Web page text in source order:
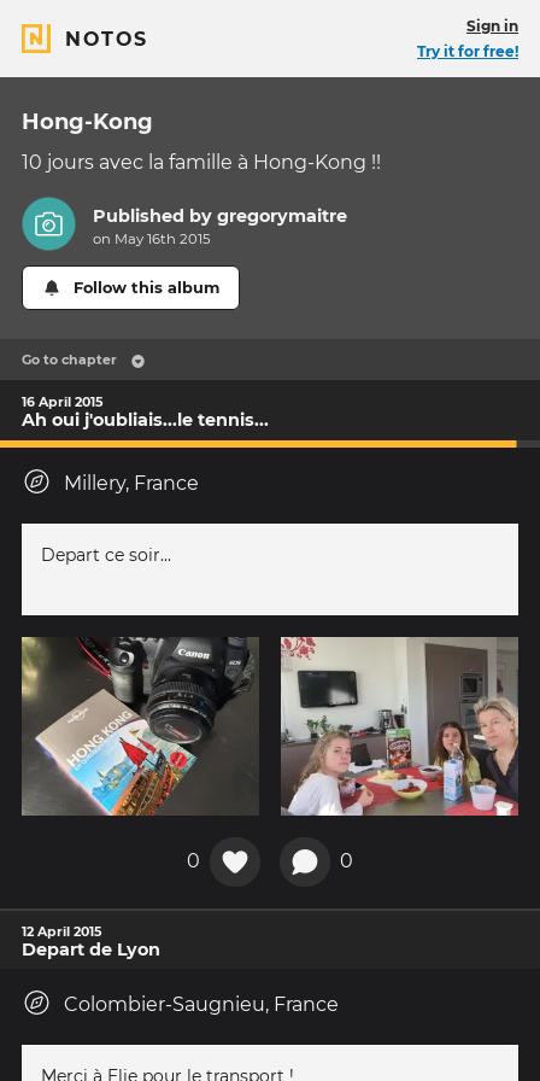
NOTOS
Sign in
Try it for free!
Hong-Kong
10 jours avec la famille à Hong-Kong !!
Published bygregorymaitre
on May 16th 2015
Follow this album
Go to chapter
16 April 2015
Ah oui j'oubliais...le tennis...
Millery, France
Depart ce soir...
0 0
12 April 2015
Depart de Lyon
Colombier-Saugnieu, France
Merci à Elie pour le transport !